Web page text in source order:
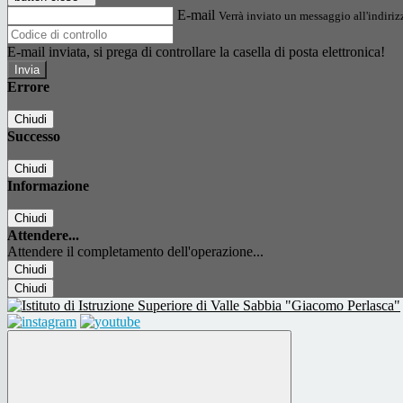
E-mail Verrà inviato un messaggio
E-mail inviata, si prega di controllare la casella di posta elettronica!
Errore
Chiudi
Successo
Chiudi
Informazione
Chiudi
Attendere...
Attendere il completamento dell'operazione...
Chiudi
Chiudi